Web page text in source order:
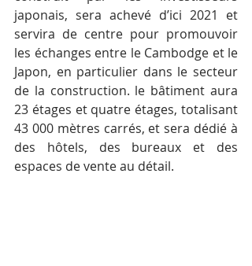
japonais, sera achevé d’ici 2021 et
servira de centre pour promouvoir
les échanges entre le Cambodge et le
Japon, en particulier dans le secteur
de la construction. le bâtiment aura
23 étages et quatre étages, totalisant
43 000 mètres carrés, et sera dédié à
des hôtels, des bureaux et des
espaces de vente au détail.